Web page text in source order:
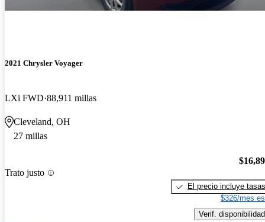
2021 Chrysler Voyager
LXi FWD 88,911 millas
Cleveland, OH
27 millas
Trato justo
El precio incluye tasas
$326/mes
Verif. disponibilidad